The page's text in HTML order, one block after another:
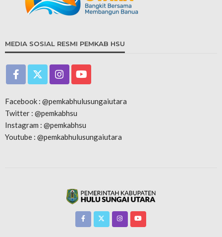
MEDIA SOSIAL RESMI PEMKAB HSU
Facebook : @pemkabhulusungaiutara
Twitter : @pemkabhsu
Instagram : @pemkabhsu
Youtube : @pemkabhulusungaiutara